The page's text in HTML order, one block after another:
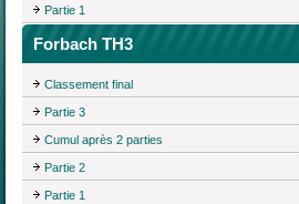
Partie 1
Forbach TH3
Classement final
Partie 3
Cumul après 2 parties
Partie 2
Partie 1